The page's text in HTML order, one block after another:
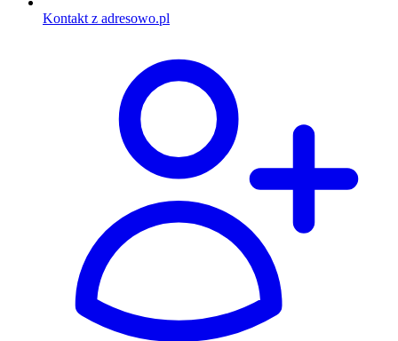
Kontakt z adresowo.pl